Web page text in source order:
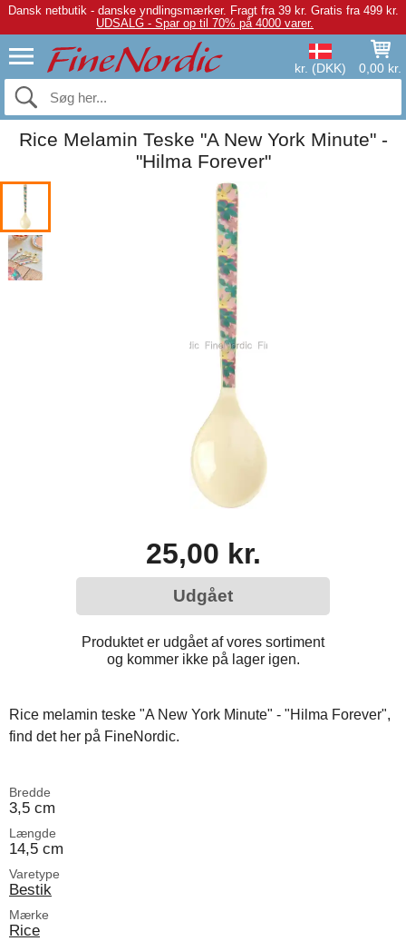
Dansk netbutik - danske yndlingsmærker. Fragt fra 39 kr. Gratis fra 499 kr.
UDSALG - Spar op til 70% på 4000 varer.
kr. (DKK) 0,00 kr.
Rice Melamin Teske "A New York Minute" -
"Hilma Forever"
25,00 kr.
Udgået
Produktet er udgået af vores sortiment
og kommer ikke på lager igen.
Rice melamin teske "A New York Minute" - "Hilma Forever",
find det her på FineNordic.
Bredde
3,5 cm
Længde
14,5 cm
Varetype
Bestik
Mærke
Rice